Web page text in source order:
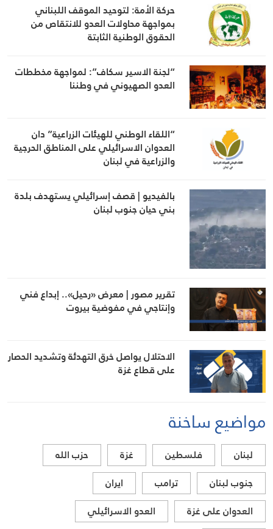
حركة الأمة: لتوحيد الموقف اللبناني
بمواجهة محاولات العدو للانتقاص من
الحقوق الوطنية الثابتة
“لجنة الاسير سكاف”: لمواجهة مخططات
العدو الصهيوني في وطننا
“اللقاء الوطني للهيئات الزراعية” دان
العدوان الاسرائيلي على المناطق الحرجية
والزراعية في لبنان
بالفيديو | قصف إسرائيلي يستهدف بلدة
بني حيان جنوب لبنان
تقرير مصور | معرض «رحيل».. إبداع فني
وإنتاجي في مفوضية بيروت
الاحتلال يواصل خرق التهدئة وتشديد الحصار
على قطاع غزة
مواضيع ساخنة
لبنان فلسطين غزة
حزب الله
جنوب لبنان
ترامب
ايران
العدوان على غزة
العدو الاسرائيلي